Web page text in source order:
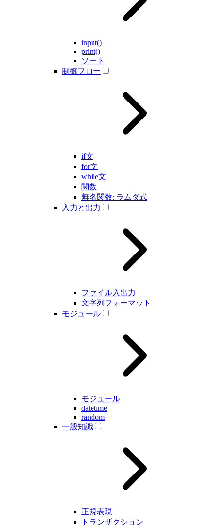
input()
print()
ソート
制御フロー
if文
for文
while文
関数
無名関数: ラムダ式
入力と出力
ファイル入出力
文字列フォーマット
モジュール
モジュール
datetime
random
一般知識
正規表現
トランザクション